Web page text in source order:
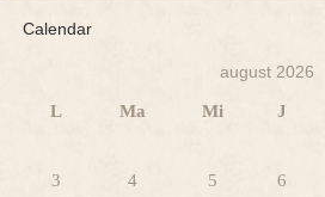
Calendar
august 2026
L Ma Mi J
3
4 5 6